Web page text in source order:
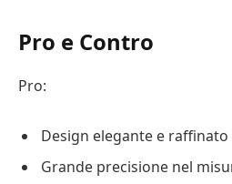
Pro e Contro
Pro:
Design elegante e raffinato
Grande precisione nel